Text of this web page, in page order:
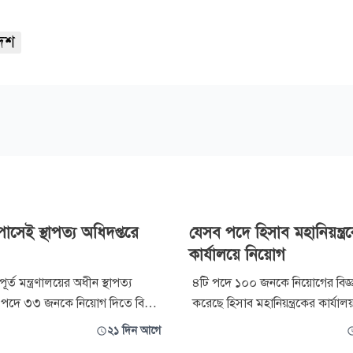
স্থাপত্য অধিদপ্তরে
মন্ত্রণালয়ের অধীন স্থাপত্য
৩৩ জনকে নিয়োগ দিতে বিজ্ঞপ্তি
আগ্রহী প্রার্থীরা অনলাইনে আবেদন
২১ দিন আগে
যেসব পদে হিসাব
কার্যালয়ে নিয়োগ
৪টি পদে ১০০ জনকে নিয়োগের
করেছে হিসাব মহানিয়ন্ত্রকের
শুরু হবে ৬ আগস্ট সকাল ১০টা